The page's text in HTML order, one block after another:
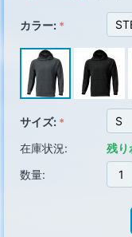
カラー:
サイズ:
在庫状況:
残り
数量: